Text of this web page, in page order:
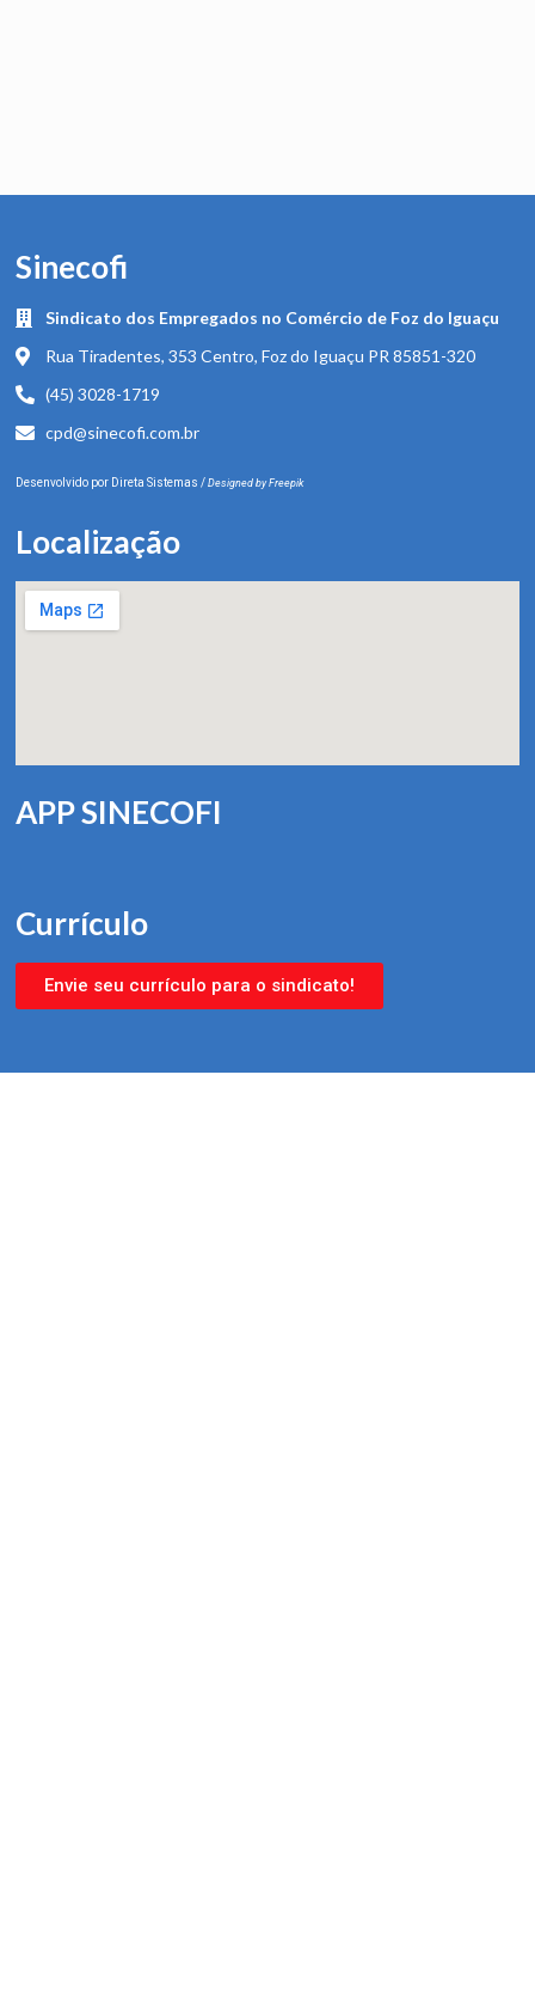
Sinecofi
Sindicato dos Empregados no Comércio de Foz do Iguaçu
Rua Tiradentes, 353 Centro, Foz do Iguaçu PR 85851-320
(45) 3028-1719
cpd@sinecofi.com.br
Desenvolvido por Direta Sistemas / Designed by Freepik
Localização
APP SINECOFI
Currículo
Envie seu currículo para o sindicato!